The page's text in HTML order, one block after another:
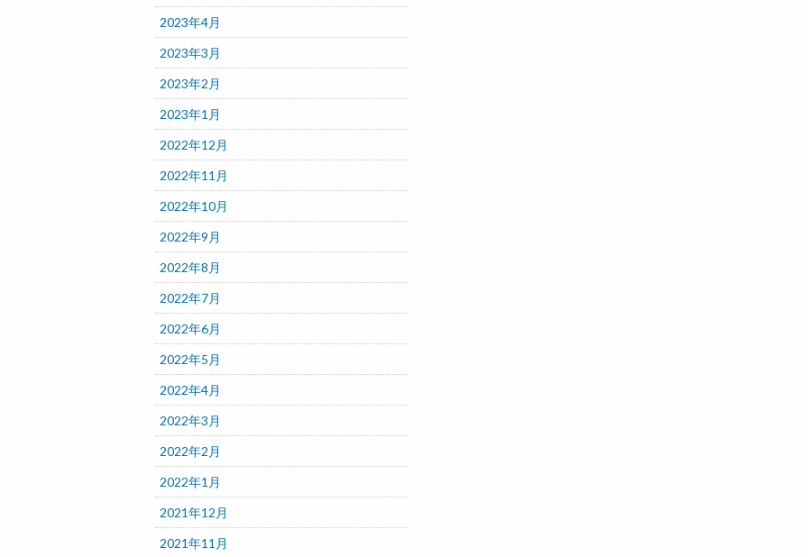
2023年4月
2023年3月
2023年2月
2023年1月
2022年12月
2022年11月
2022年10月
2022年9月
2022年8月
2022年7月
2022年6月
2022年5月
2022年4月
2022年3月
2022年2月
2022年1月
2021年12月
2021年11月